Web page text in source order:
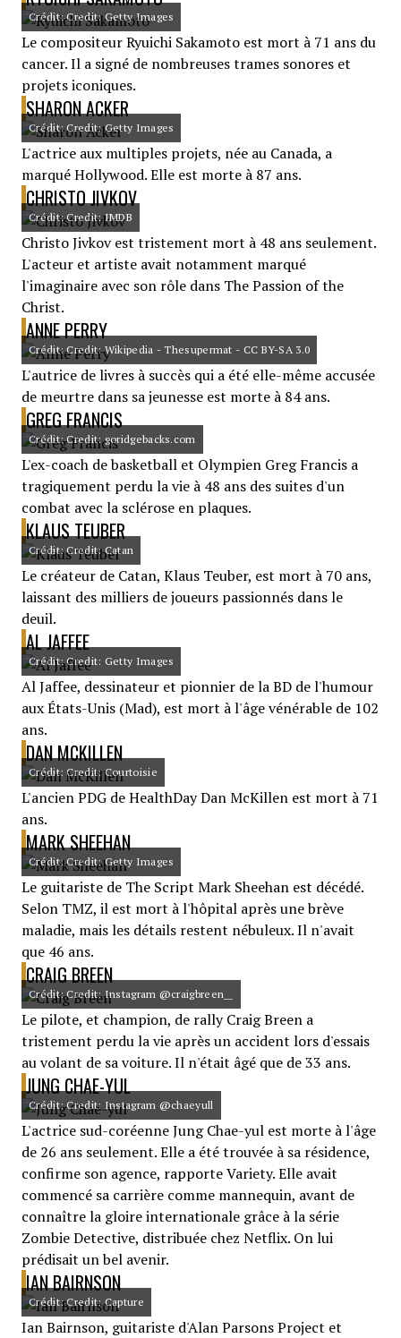
Crédit: Credit: Getty Images
Le compositeur Ryuichi Sakamoto est mort à 71 ans du
cancer. Il a signé de nombreuses trames sonores et
projets iconiques.
SHARON ACKER
Crédit: Credit: Getty Images
L'actrice aux multiples projets, née au Canada, a
marqué Hollywood. Elle est morte à 87 ans.
CHRISTO JIVKOV
Crédit: Credit: IMDB
Christo Jivkov est tristement mort à 48 ans seulement.
L'acteur et artiste avait notamment marqué
l'imaginaire avec son rôle dans The Passion of the
Christ.
ANNE PERRY
Crédit: Credit: Wikipedia - Thesupermat - CC BY-SA 3.0
L'autrice de livres à succès qui a été elle-même accusée
de meurtre dans sa jeunesse est morte à 84 ans.
GREG FRANCIS
Crédit: Credit: goridgebacks.com
L'ex-coach de basketball et Olympien Greg Francis a
tragiquement perdu la vie à 48 ans des suites d'un
combat avec la sclérose en plaques.
KLAUS TEUBER
Crédit: Credit: Catan
Le créateur de Catan, Klaus Teuber, est mort à 70 ans,
laissant des milliers de joueurs passionnés dans le
deuil.
AL JAFFEE
Crédit: Credit: Getty Images
Al Jaffee, dessinateur et pionnier de la BD de l'humour
aux États-Unis (Mad), est mort à l'âge vénérable de 102
ans.
DAN MCKILLEN
Crédit: Credit: Courtoisie
L'ancien PDG de HealthDay Dan McKillen est mort à 71
ans.
MARK SHEEHAN
Crédit: Credit: Getty Images
Le guitariste de The Script Mark Sheehan est décédé.
Selon TMZ, il est mort à l'hôpital après une brève
maladie, mais les détails restent nébuleux. Il n'avait
que 46 ans.
CRAIG BREEN
Crédit: Credit: Instagram @craigbreen__
Le pilote, et champion, de rally Craig Breen a
tristement perdu la vie après un accident lors d'essais
au volant de sa voiture. Il n'était âgé que de 33 ans.
JUNG CHAE-YUL
Crédit: Credit: Instagram @chaeyull
L'actrice sud-coréenne Jung Chae-yul est morte à l'âge
de 26 ans seulement. Elle a été trouvée à sa résidence,
confirme son agence, rapporte Variety. Elle avait
commencé sa carrière comme mannequin, avant de
connaître la gloire internationale grâce à la série
Zombie Detective, distribuée chez Netflix. On lui
prédisait un bel avenir.
IAN BAIRNSON
Crédit: Credit: Capture
Ian Bairnson, guitariste d'Alan Parsons Project et